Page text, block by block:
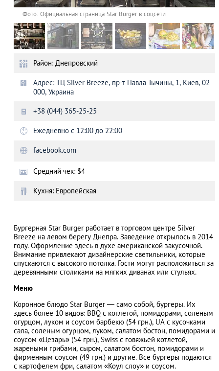
АЗАД
Фото: Официальная страница Star Burger в соцсети
Район: Днепровский
Адрес: ТЦ Silver Breeze, пр-т Павла Тычины, 1, Киев, 02
000, Украина
+38 (044) 365-25-25
Ежедневно с 12:00 до 22:00
facebook.com
Средний чек: $4
Кухня: Европейская
Бургерная Star Burger работает в торговом центре Silver
Breeze на левом берегу Днепра. Заведение открылось в 2014
году. Оформление здесь в духе американской закусочной.
Внимание привлекают дизайнерские светильники, которые
спускаются с высокого потолка. Гости могут расположиться за
деревянными столиками на мягких диванах или стульях.
Меню
Коронное блюдо Star Burger — само собой, бургеры. Их
здесь более 10 видов: BBQ с котлетой, помидорами, соленым
огурцом, луком и соусом барбекю (54 грн.), UA с кусочками
сала, соленым огурцом, луком, салатом бостон, помидорами и
соусом «Цезарь» (54 грн.), Swiss с говяжьей котлетой,
жареными грибами, сыром, салатом бостон, помидорами и
фирменным соусом (49 грн.) и другие. Все бургеры подаются
с картофелем фри, салатом «Коул слоу» и соусом.